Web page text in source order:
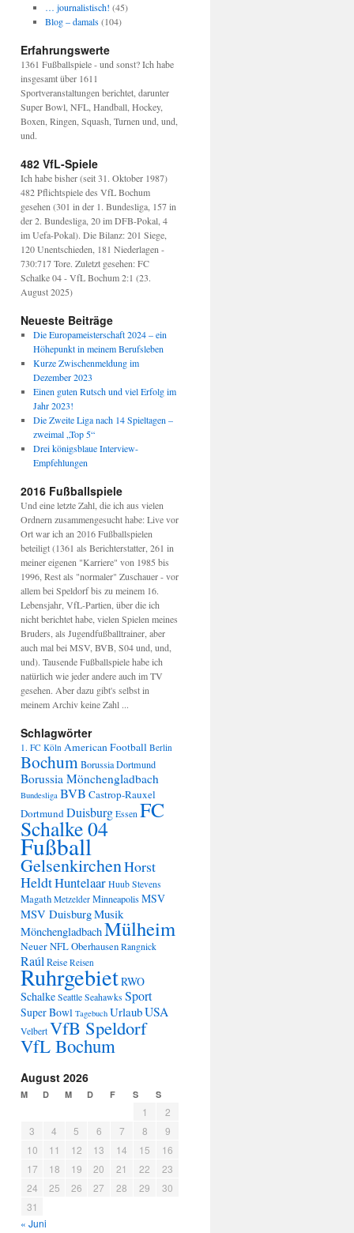
… journalistisch! (45)
Blog – damals(104)
Erfahrungswerte
1361 Fußballspiele - und sonst? Ich habe
insgesamt über 1611
Sportveranstaltungen berichtet, darunter
Super Bowl, NFL, Handball, Hockey,
Boxen, Ringen, Squash, Turnen und, und,
und.
482 VfL-Spiele
Ich habe bisher (seit 31. Oktober 1987)
482 Pflichtspiele des VfL Bochum
gesehen (301 in der 1. Bundesliga, 157 in
der 2. Bundesliga, 20 im DFB-Pokal, 4
im Uefa-Pokal). Die Bilanz: 201 Siege,
120 Unentschieden, 181 Niederlagen -
730:717 Tore. Zuletzt gesehen: FC
Schalke 04 - VfL Bochum 2:1 (23.
August 2025)
Neueste Beiträge
Die Europameisterschaft 2024 – ein
Höhepunkt in meinem Berufsleben
Kurze Zwischenmeldung im
Dezember 2023
Einen guten Rutsch und viel Erfolg im
Jahr 2023!
Die Zweite Liga nach 14 Spieltagen –
zweimal „Top 5“
Drei königsblaue Interview-
Empfehlungen
2016 Fußballspiele
Und eine letzte Zahl, die ich aus vielen
Ordnern zusammengesucht habe: Live vor
Ort war ich an 2016 Fußballspielen
beteiligt (1361 als Berichterstatter, 261 in
meiner eigenen "Karriere" von 1985 bis
1996, Rest als "normaler" Zuschauer - vor
allem bei Speldorf bis zu meinem 16.
Lebensjahr, VfL-Partien, über die ich
nicht berichtet habe, vielen Spielen meines
Bruders, als Jugendfußballtrainer, aber
auch mal bei MSV, BVB, S04 und, und,
und). Tausende Fußballspiele habe ich
natürlich wie jeder andere auch im TV
gesehen. Aber dazu gibt's selbst in
meinem Archiv keine Zahl ...
Schlagwörter
1. FC Köln American Football Berlin
BochumBorussia Dortmund
Borussia Mönchengladbach
Bundesliga BVB Castrop-Rauxel
DortmundDuisburg Essen FC
Schalke 04
Fußball
GelsenkirchenHorst
HeldtHuntelaar Huub Stevens
Magath Metzelder MinneapolisMSV
MSV DuisburgMusik
MönchengladbachMülheim
NeuerNFLOberhausen Rangnick
RaúlReise Reisen
RuhrgebietRWO
Schalke Seattle Seahawks Sport
Super Bowl Tagebuch UrlaubUSA
Velbert VfB Speldorf
VfL Bochum
August 2026
M D M D F S S
« Juni
1
2
3
4 5 6 7 8
9
10
11 12 13 14 15
16
17
18 19 20 21 22
23
24
25 26 27 28 29
30
31